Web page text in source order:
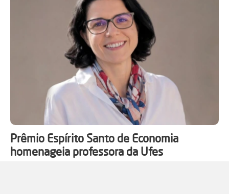
Prêmio Espírito Santo de Economia
homenageia professora da Ufes